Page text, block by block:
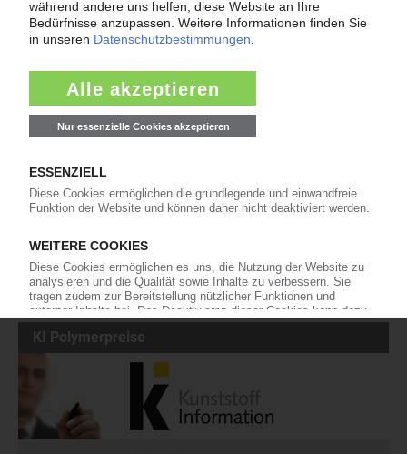
Meistgesucht
insolvenz spritzguss pvc
polypropylen
polyethylen
eps
kraussmaffei titandioxid polyamid
tdi
polyurethan
abs
westlake
pe-ld ineos
KI Polymerpreise